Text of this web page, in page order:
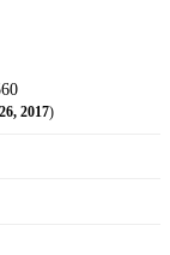
2017)